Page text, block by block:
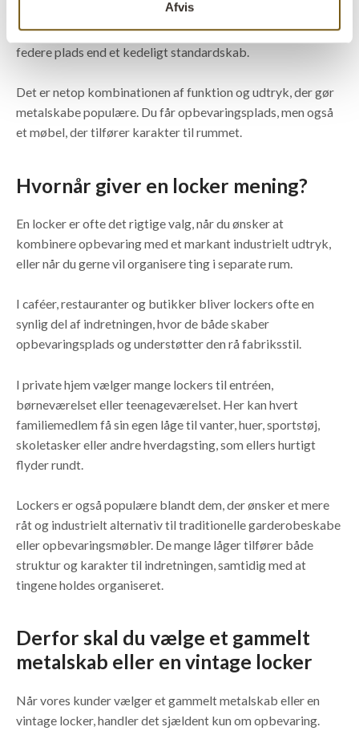
Afvis
blikfang. Her bruges de til alt fra service og menukort til
produkter, tekstiler og andre ting, som fortjener en lidt
federe plads end et kedeligt standardskab.
Det er netop kombinationen af funktion og udtryk, der gør
metalskabe populære. Du får opbevaringsplads, men også
et møbel, der tilfører karakter til rummet.
Hvornår giver en locker mening?
En locker er ofte det rigtige valg, når du ønsker at
kombinere opbevaring med et markant industrielt udtryk,
eller når du gerne vil organisere ting i separate rum.
I caféer, restauranter og butikker bliver lockers ofte en
synlig del af indretningen, hvor de både skaber
opbevaringsplads og understøtter den rå fabriksstil.
I private hjem vælger mange lockers til entréen,
børneværelset eller teenageværelset. Her kan hvert
familiemedlem få sin egen låge til vanter, huer, sportstøj,
skoletasker eller andre hverdagsting, som ellers hurtigt
flyder rundt.
Lockers er også populære blandt dem, der ønsker et mere
råt og industrielt alternativ til traditionelle garderobeskabe
eller opbevaringsmøbler. De mange låger tilfører både
struktur og karakter til indretningen, samtidig med at
tingene holdes organiseret.
Derfor skal du vælge et gammelt
metalskab eller en vintage locker
Når vores kunder vælger et gammelt metalskab eller en
vintage locker, handler det sjældent kun om opbevaring.